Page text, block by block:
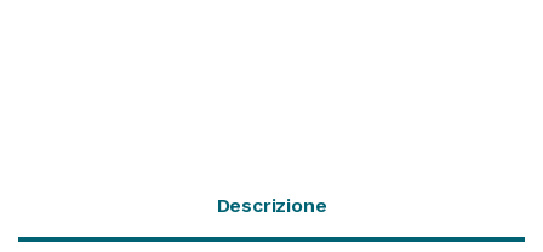
Descrizione